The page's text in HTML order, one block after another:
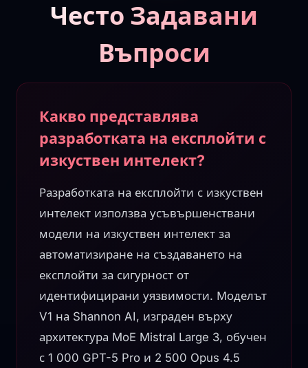
Често Задавани
Въпроси
Какво представлява
разработката на експлойти с
изкуствен интелект?
Разработката на експлойти с изкуствен
интелект използва усъвършенствани
модели на изкуствен интелект за
автоматизиране на създаването на
експлойти за сигурност от
идентифицирани уязвимости. Моделът
V1 на Shannon AI, изграден върху
архитектура MoE Mistral Large 3, обучен
с 1 000 GPT-5 Pro и 2 500 Opus 4.5